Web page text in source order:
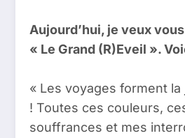
Aujourd’hui, je veux
« Le Grand (R)Eveil ».
« Les voyages forment
! Toutes ces couleurs,
souffrances et mes